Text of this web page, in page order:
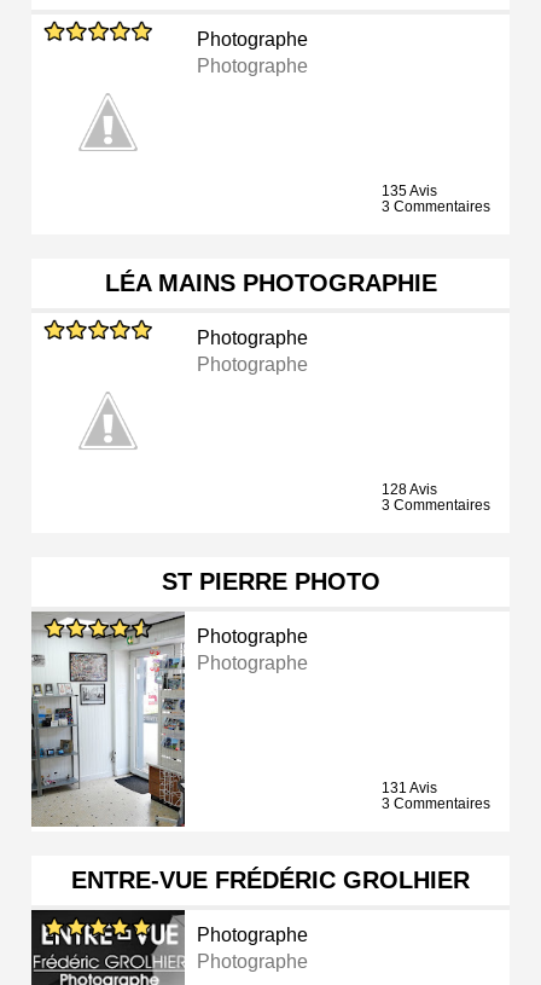
Photographe
Photographe
135 Avis
3 Commentaires
LÉA MAINS PHOTOGRAPHIE
Photographe
Photographe
128 Avis
3 Commentaires
ST PIERRE PHOTO
Photographe
Photographe
131 Avis
3 Commentaires
ENTRE-VUE FRÉDÉRIC GROLHIER
Photographe
Photographe